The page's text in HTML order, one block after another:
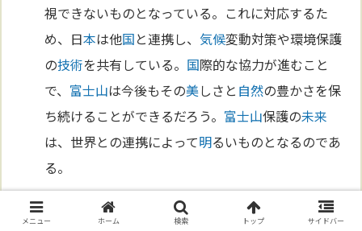
視できないものとなっている。これに対応するた
め、日本は他国と連携し、気候変動対策や環境保護
の技術を共有している。 国際的な協力が進むこと
で、 富士山は今後もその美しさと 自然の豊かさを保
ち続けることができるだろう。 富士山保護の未来
は、世界との連携によって明るいものとなるのであ
る。
第10章: 富士山の未来
メニュー ホーム 検索 トップ サイドバー